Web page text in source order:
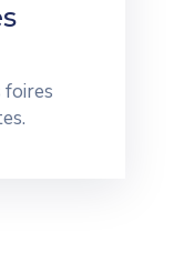
foires